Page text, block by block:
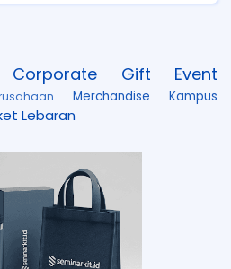
Corporate Gift
Event
Merchandise Kampus
Lebaran